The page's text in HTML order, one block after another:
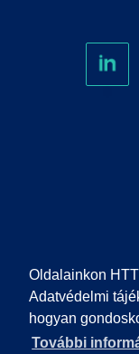
Oldalainkon
Adatvédelmi
hogyan
További